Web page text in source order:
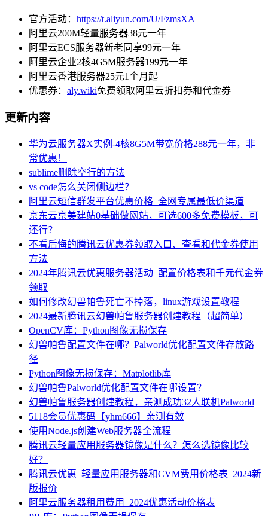
官方活动： https://t.aliyun.com/U/FzmsXA
阿里云200M轻量服务器38元一年
阿里云ECS服务器新老同享99元一年
阿里云企业2核4G5M服务器199元一年
阿里云香港服务器25元1个月起
优惠券： aly.wiki免费领取阿里云折扣券和代金券
更新内容
华为云服务器X实例-4核8G5M带宽价格288元一年，非
常优惠！
sublime删除空行的方法
vs code怎么关闭侧边栏？
阿里云短信群发平台优惠价格_全网专属最低价渠道
京东云京美建站0基础做网站，可选600多免费模板，可
还行？
不看后悔的腾讯云优惠券领取入口、查看和代金券使用
方法
2024年腾讯云优惠服务器活动_配置价格表和千元代金券
领取
如何修改幻兽帕鲁死亡不掉落，linux游戏设置教程
2024最新腾讯云幻兽帕鲁服务器创建教程（超简单）
OpenCV库：Python图像无损保存
幻兽帕鲁配置文件在哪？Palworld优化配置文件存放路
径
Python图像无损保存：Matplotlib库
幻兽帕鲁Palworld优化配置文件在哪设置？
幻兽帕鲁服务器创建教程，亲测成功32人联机Palworld
5118会员优惠码【yhm666】亲测有效
使用Node.js创建Web服务器全流程
腾讯云轻量应用服务器镜像是什么？怎么选镜像比较
好？
腾讯云优惠_轻量应用服务器和CVM费用价格表_2024新
版报价
阿里云服务器租用费用_2024优惠活动价格表